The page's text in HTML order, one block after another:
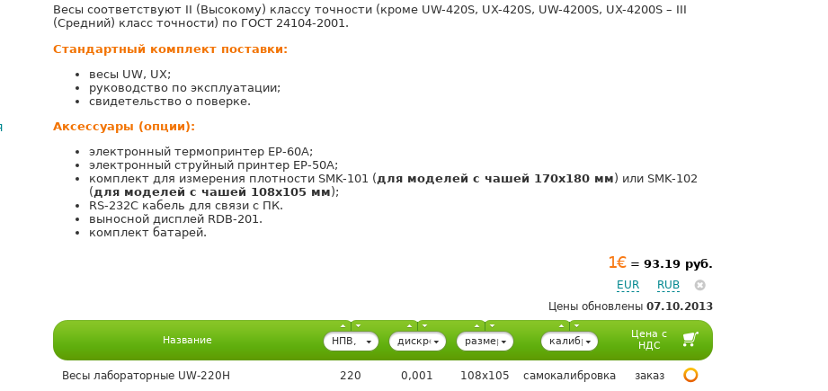
Весы соответствуют II (Высокому) классу точности (кроме UW-420S, UX-420S, UW-4200S, UX-4200S – III
(Средний) класс точности) по ГОСТ 24104-2001.
Стандартный комплект поставки:
весы UW, UX;
руководство по эксплуатации;
свидетельство о поверке.
Аксессуары (опции):
электронный термопринтер EP-60A;
электронный струйный принтер EP-50A;
комплект для измерения плотности SMK-101 (для моделей с чашей 170х180 мм) или SMK-102
(для моделей с чашей 108х105 мм);
RS-232С кабель для связи с ПК.
выносной дисплей RDB-201.
комплект батарей.
1 € =93.19 руб.
EUR
RUB
Цены обновлены07.10.2013
Название
НПВ,
г
дискретность,
г
размер
чаши,
мм
калибровка
Цена с
НДС
Весы лабораторные UW-220H 220 0,001 108х105 самокалибровка заказ